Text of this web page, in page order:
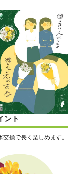
ント
換で長く楽しめます。